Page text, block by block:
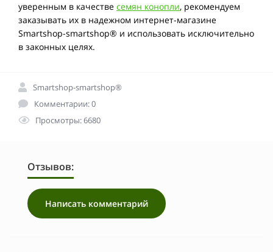
уверенным в качестве семян конопли, рекомендуем
заказывать их в надежном интернет-магазине
Smartshop-smartshop® и использовать исключительно
в законных целях.
Smartshop-smartshop®
Комментарии: 0
Просмотры: 6680
Отзывов:
Написать комментарий